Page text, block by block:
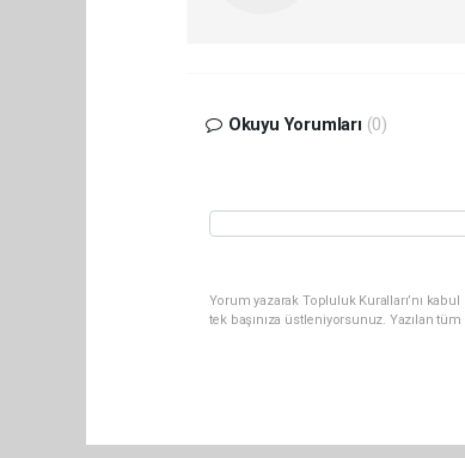
Okuyu Yorumları (0)
Yorum yazarak Topluluk Kuralları’nı
tek başınıza üstleniyorsunuz. Yazılan